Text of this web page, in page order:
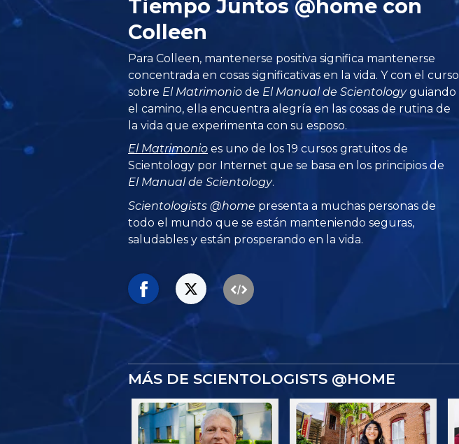
Tiempo Juntos @home con
Colleen
Para Colleen, mantenerse positiva significa mantenerse
concentrada en cosas significativas en la vida. Y con el curso
sobre El Matrimonio de El Manual de Scientologyguiando
el camino, ella encuentra alegría en las cosas de rutina de
la vida que experimenta con su esposo.
El Matrimonio es uno de los 19 cursos gratuitos de
Scientology por Internet que se basa en los principios de
El Manual de Scientology.
Scientologists @home presenta a muchas personas de
todo el mundo que se están manteniendo seguras,
saludables y están prosperando en la vida.
MÁS DE SCIENTOLOGISTS @HOME